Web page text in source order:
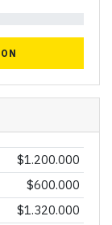
$1.200.000
$600.000
$1.320.000